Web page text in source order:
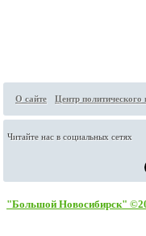
О сайте Центр политического
Читайте нас в социальных сетях
"Большой Новосибирск"